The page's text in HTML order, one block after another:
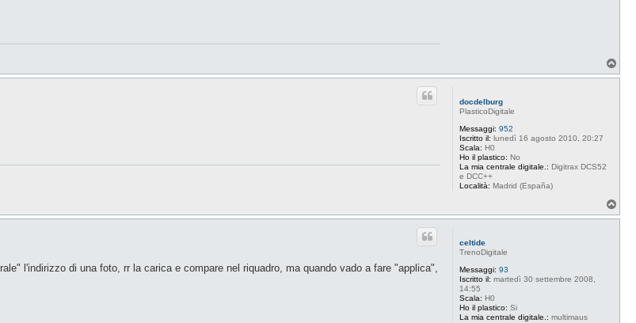
o
docdelburg
PlasticoDigitale
Messaggi: 952
Iscritto il: lunedì 16 agosto 2010, 20:27
Scala: H0
Ho il plastico: No
La mia centrale digitale.: Digitrax DCS52
e DCC++
Località: Madrid (España)
o
celtide
TrenoDigitale
Messaggi: 93
Iscritto il: martedì 30 settembre 2008,
14:55
Scala: H0
Ho il plastico: Si
La mia centrale digitale.: multimaus
l'indirizzo di una foto, rr la carica e compare nel riquadro, ma quando vado a fare "applica",